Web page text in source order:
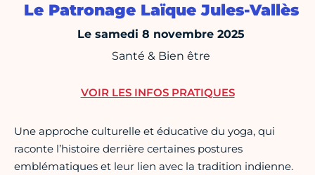
Le Patronage Laïque Jules-Vallès
Le samedi 8 novembre 2025
Santé & Bien être
Une approche culturelle et éducative du yoga, qui
raconte l’histoire derrière certaines postures
emblématiques et leur lien avec la tradition indienne.
VOIR LES INFOS PRATIQUES